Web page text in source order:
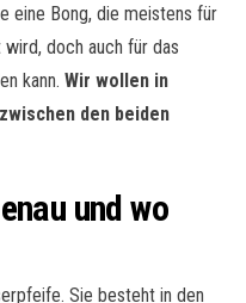
eine Bong, die meistens für
wird, doch auch für das
kann. Wir wollen in
den beiden
und wo
Sie besteht in den